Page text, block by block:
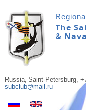
The
&
Russia, Saint-Petersburg,
subclub@mail.ru